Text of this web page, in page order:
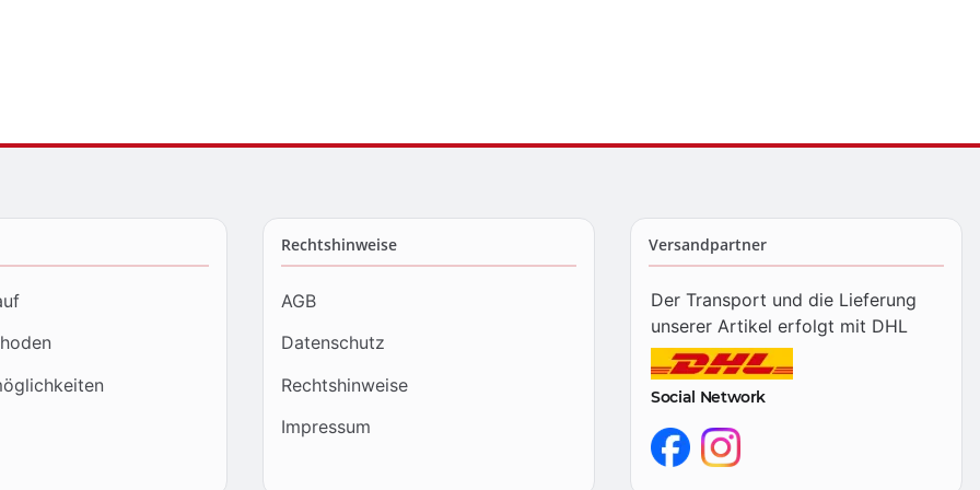
Rechtshinweise
AGB
Datenschutz
Rechtshinweise
Impressum
Versandpartner
Der Transport und die Lieferung
unserer Artikel erfolgt mit DHL
Social Network